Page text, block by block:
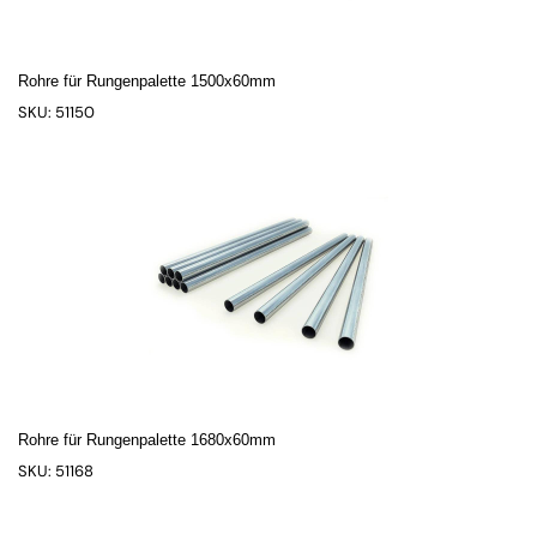
Rohre für Rungenpalette 1500x60mm
SKU: 51150
Rohre für Rungenpalette 1680x60mm
SKU: 51168